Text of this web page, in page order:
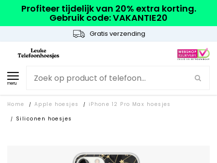
Profiteer tijdelijk van 20% extra korting.
Gebruik code: VAKANTIE20
Gratis verzending
menu
Home / Apple hoesjes / iPhone 12 Pro Max hoesjes
/ Siliconen hoesjes